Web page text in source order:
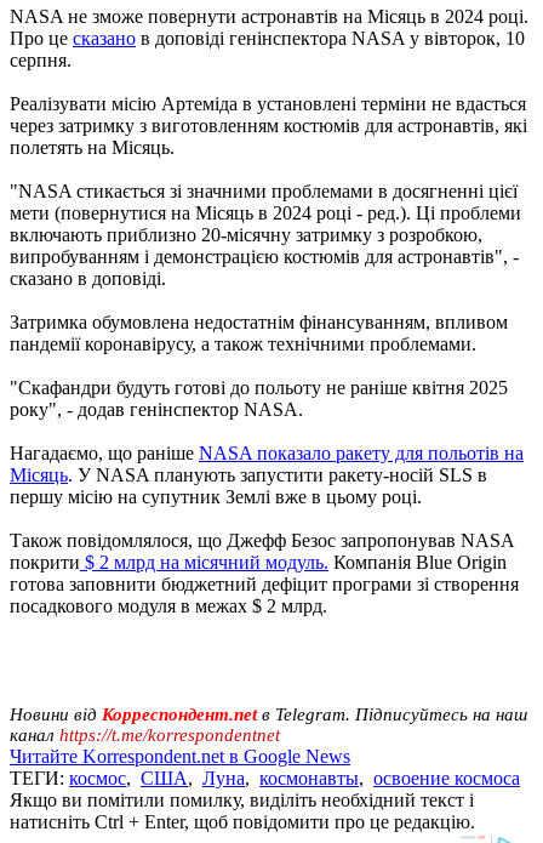
NASA не зможе повернути астронавтів на Місяць в 2024 році.
Про це сказано в доповіді генінспектора NASA у вівторок, 10
серпня.
Реалізувати місію Артеміда в установлені терміни не вдасться
через затримку з виготовленням костюмів для астронавтів, які
полетять на Місяць.
"NASA стикається зі значними проблемами в досягненні цієї
мети (повернутися на Місяць в 2024 році - ред.). Ці проблеми
включають приблизно 20-місячну затримку з розробкою,
випробуванням і демонстрацією костюмів для астронавтів", -
сказано в доповіді.
Затримка обумовлена ​​недостатнім фінансуванням, впливом
пандемії коронавірусу, а також технічними проблемами.
"Скафандри будуть готові до польоту не раніше квітня 2025
року", - додав генінспектор NASA.
Нагадаємо, що раніше NASA показало ракету для польотів на
Місяць. У NASA планують запустити ракету-носій SLS в
першу місію на супутник Землі вже в цьому році.
Також повідомлялося, що Джефф Безос запропонував NASA
покрити $ 2 млрд на місячний модуль. Компанія Blue Origin
готова заповнити бюджетний дефіцит програми зі створення
посадкового модуля в межах $ 2 млрд.
Новини від Корреспондент.netв Telegram. Підписуйтесь на наш
канал https://t.me/korrespondentnet
Читайте Korrespondent.net в Google News
ТЕГИ: космос, США, Луна, космонавты, освоение космоса
Якщо ви помітили помилку, виділіть необхідний текст і
натисніть Ctrl + Enter, щоб повідомити про це редакцію.